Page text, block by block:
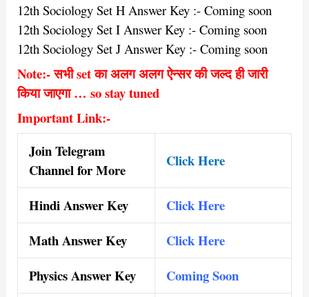
12th Sociology Set H Answer Key :- Coming soon
12th Sociology Set I Answer Key :- Coming soon
12th Sociology Set J Answer Key :- Coming soon
Note:- सभी set का अलग अलग ऐन्सर की जल्द ही जारी
किया जाएगा … so stay tuned
Important Link:-
Join Telegram
Channel for More
Click Here
Hindi Answer Key
Click Here
Math Answer Key
Click Here
Physics Answer Key
Coming Soon